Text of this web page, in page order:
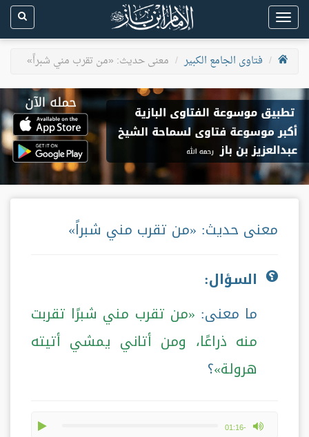
Toggle
navigation
فتاوى الجامع الكبير
معنى حديث: «من تقرب مني شبراً»
معنى حديث: «من تقرب مني شبراً»
السؤال:
ما معنى: من تقرب مني شبرًا تقربت
منه ذراعًا، ومن أتاني يمشي أتيته
هرولة ؟
-01:16
max volume